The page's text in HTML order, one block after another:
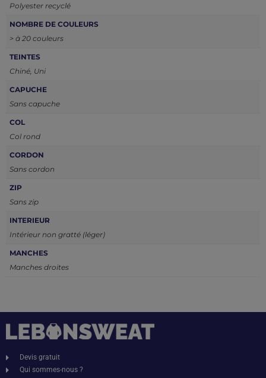
Polyester recyclé
NOMBRE DE COULEURS
> à 20 couleurs
TEINTES
Chiné Uni
CAPUCHE
Sans capuche
COL
Col rond
CORDON
Sans cordon
ZIP
Sans zip
INTERIEUR
Intérieur non gratté (léger)
MANCHES
Manches droites
Devis gratuit
Qui sommes-nous ?